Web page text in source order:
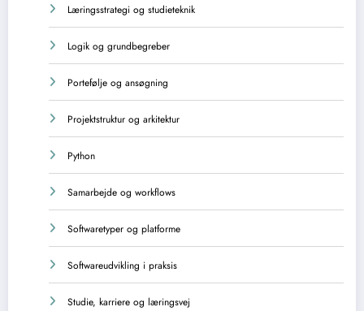
Læringsstrategi og studieteknik
Logik og grundbegreber
Portefølje og ansøgning
Projektstruktur og arkitektur
Python
Samarbejde og workflows
Softwaretyper og platforme
Softwareudvikling i praksis
Studie, karriere og læringsvej